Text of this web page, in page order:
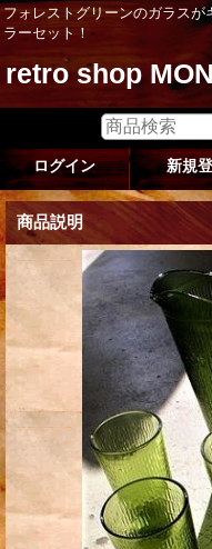
フォレストグリーンのガラス
ラーセット！
retro shop
ログイン 新規
商品説明